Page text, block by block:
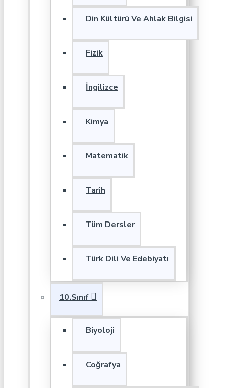
Din Kültürü Ve Ahlak Bilgisi
Fizik
İngilizce
Kimya
Matematik
Tarih
Tüm Dersler
Türk Dili Ve Edebiyatı
10.Sınıf
Biyoloji
Coğrafya